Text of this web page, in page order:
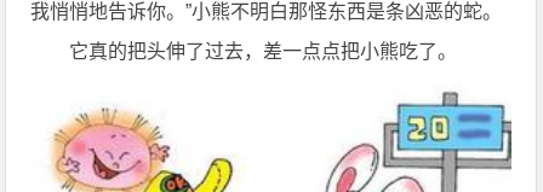
我悄悄地告诉你。”小熊不明白那怪东西是条凶恶的蛇。
它真的把头伸了过去，差一点点把小熊吃了。